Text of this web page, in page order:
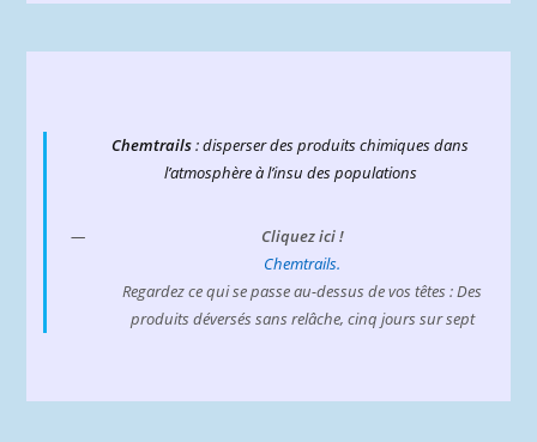
Chemtrails: disperser des produits chimiques dans
l’atmosphère à l’insu des populations
Cliquez ici !
Chemtrails.
Regardez ce qui se passe au-dessus de vos têtes : Des
produits déversés sans relâche, cinq jours sur sept